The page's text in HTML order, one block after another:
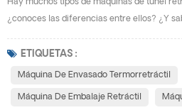
Hay muchos tipos de máquinas de túnel
¿conoces las diferencias entre ellos? ¿Y
encogimiento de calor, máquina de
encogimiento de calor, Máquina de
ETIQUETAS :
Máquina De Envasado Termorretráctil
Máquina De Embalaje Retráctil